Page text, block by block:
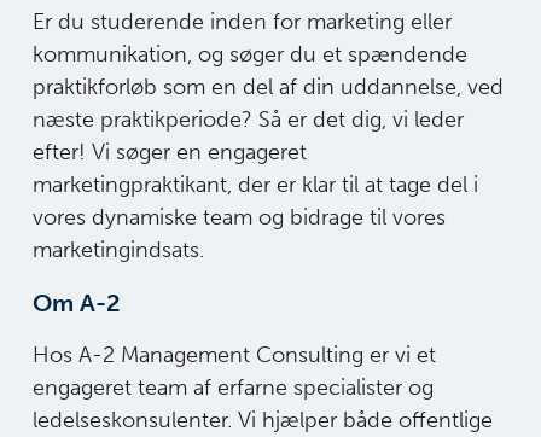
Er du studerende inden for marketing eller
kommunikation, og søger du et spændende
praktikforløb som en del af din uddannelse, ved
næste praktikperiode? Så er det dig, vi leder
efter! Vi søger en engageret
marketingpraktikant, der er klar til at tage del i
vores dynamiske team og bidrage til vores
marketingindsats.
Om A-2
Hos A-2 Management Consulting er vi et
engageret team af erfarne specialister og
ledelseskonsulenter. Vi hjælper både offentlige